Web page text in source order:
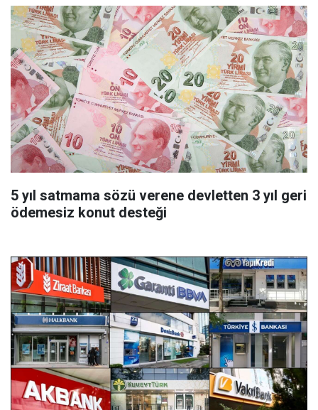
5 yıl satmama sözü verene devletten 3 yıl geri
ödemesiz konut desteği